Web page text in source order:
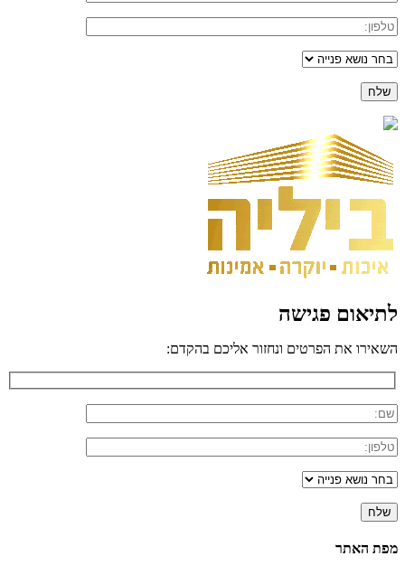
לתיאום פגישה
השאירו את הפרטים ונחזור אליכם בהקדם:
מפת האתר